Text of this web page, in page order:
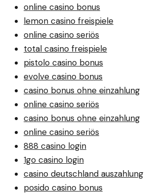
online casino bonus
lemon casino freispiele
online casino seriös
total casino freispiele
pistolo casino bonus
evolve casino bonus
casino bonus ohne einzahlung
online casino seriös
casino bonus ohne einzahlung
online casino seriös
888 casino login
1go casino login
casino deutschland auszahlung
posido casino bonus